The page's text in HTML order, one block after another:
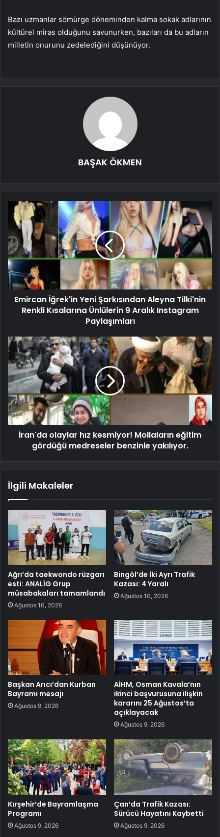
Bazı uzmanlar sömürge döneminden kalma sokak adlarının
kültürel miras olduğunu savunurken, bazıları da bu adların
milletin onurunu zedelediğini düşünüyor.
BAŞAK ÖKMEN
Emircan İğrek'in Yeni Şarkısından Aleyna Tilki'nin
Renkli Kısalarına Ünlülerin 9 Aralık Instagram
Paylaşımları
İran'da olaylar hız kesmiyor! Mollaların eğitim
gördüğü medreseler benzinle yakılıyor.
İlgili Makaleler
Ağrı’da taekwondo rüzgarı
esti: ANALİG Grup
müsabakaları tamamlandı
Ağustos 10, 2026
Bingöl’de İki Ayrı Trafik
Kazası: 4 Yaralı
Ağustos 10, 2026
Başkan Arıcı’dan Kurban
Bayramı mesajı
Ağustos 9, 2026
AİHM, Osman Kavala’nın
ikinci başvurusuna ilişkin
kararını 25 Ağustos’ta
açıklayacak
Ağustos 9, 2026
Kırşehir’de Bayramlaşma
Programı
Ağustos 9, 2026
Çan’da Trafik Kazası:
Sürücü Hayatını Kaybetti
Ağustos 9, 2026